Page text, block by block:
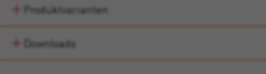
Produktvarianten
Downloads